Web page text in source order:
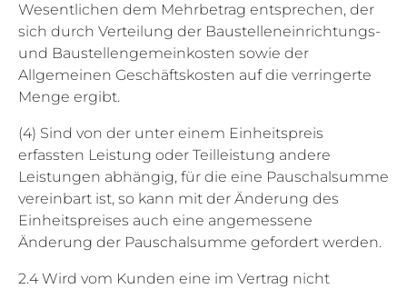
Wesentlichen dem Mehrbetrag entsprechen, der
sich durch Verteilung der Baustelleneinrichtungs-
und Baustellengemeinkosten sowie der
Allgemeinen Geschäftskosten auf die verringerte
Menge ergibt.
(4) Sind von der unter einem Einheitspreis
erfassten Leistung oder Teilleistung andere
Leistungen abhängig, für die eine Pauschalsumme
vereinbart ist, so kann mit der Änderung des
Einheitspreises auch eine angemessene
Änderung der Pauschalsumme gefordert werden.
2.4 Wird vom Kunden eine im Vertrag nicht